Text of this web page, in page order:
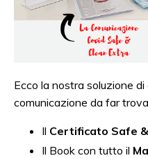
Ecco la nostra soluzione
comunicazione da far
Il Certificato Safe
Il Book con tutto il